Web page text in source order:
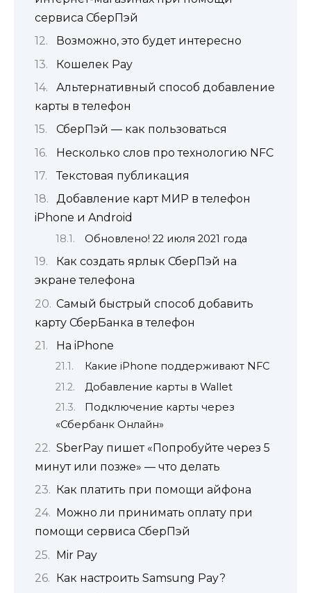
сервиса СберПэй
Возможно, это будет интересно
Кошелек Pay
Альтернативный способ добавление
карты в телефон
СберПэй — как пользоваться
Несколько слов про технологию NFC
Текстовая публикация
Добавление карт МИР в телефон
iPhone и Android
Обновлено! 22 июля 2021 года
Как создать ярлык СберПэй на
экране телефона
Самый быстрый способ добавить
карту СберБанка в телефон
На iPhone
Какие iPhone поддерживают NFC
Добавление карты в Wallet
Подключение карты через
«Сбербанк Онлайн»
SberPay пишет «Попробуйте через 5
минут или позже» — что делать
Как платить при помощи айфона
Можно ли принимать оплату при
помощи сервиса СберПэй
Mir Pay
Как настроить Samsung Pay?